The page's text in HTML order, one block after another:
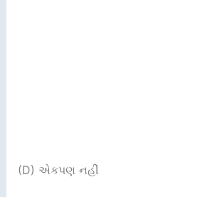
(D) એકપણ નહીં